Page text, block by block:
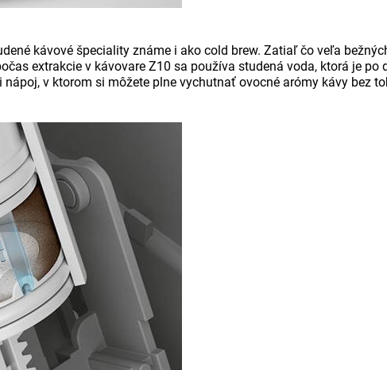
kávové špeciality známe i ako cold brew. Zatiaľ čo veľa
extrakcie v kávovare Z10 sa používa studená voda, ktorá je
v ktorom si môžete plne vychutnať ovocné arómy kávy bez